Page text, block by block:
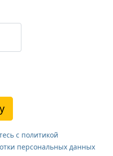
с политикой
персональных данных